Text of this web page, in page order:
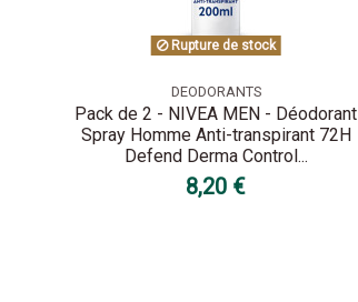
Rupture de stock
DEODORANTS
Pack de 2 - NIVEA MEN - Déodorant
Spray Homme Anti-transpirant 72H
Defend Derma Control...
8,20 €